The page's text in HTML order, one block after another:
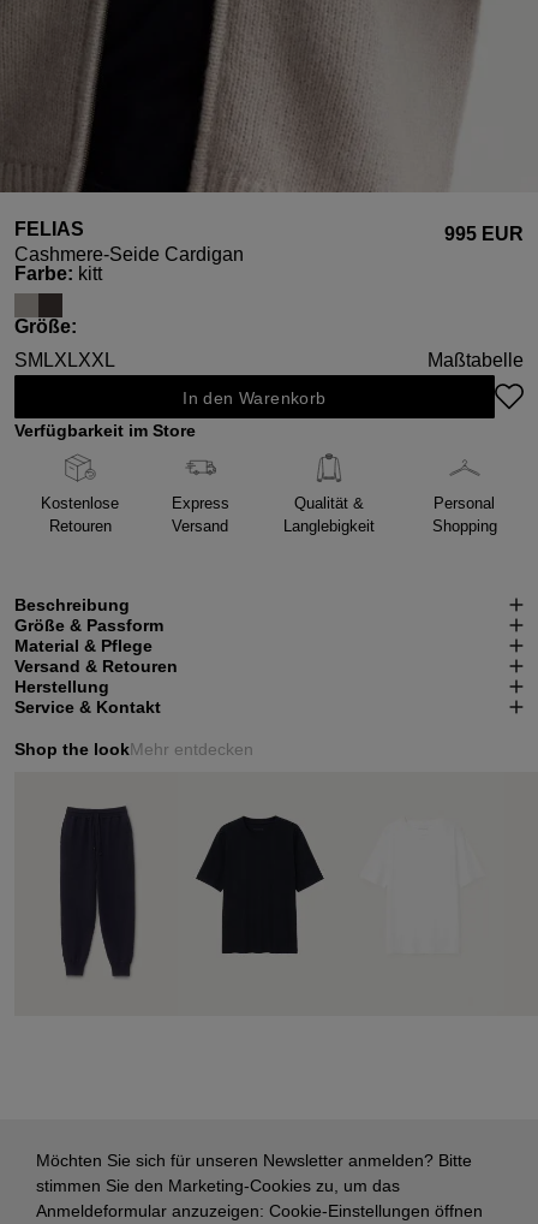
FELIAS
Cashmere-Seide Cardigan
995 EUR
Farbeauswählen
: kitt
Größeauswählen
:
SM LXLXXL Maßtabelle
In den Warenkorb
Verfügbarkeit im Store
Kostenlose
Retouren
Express
Versand
Qualität &
Langlebigkeit
Personal
Shopping
Beschreibung
Größe & Passform
Material & Pflege
Versand & Retouren
Herstellung
Service & Kontakt
Shop the lookMehr entdecken
Möchten Sie sich für unseren Newsletter anmelden? Bitte
stimmen Sie den Marketing-Cookies zu, um das
Anmeldeformular anzuzeigen: Cookie-Einstellungen öffnen